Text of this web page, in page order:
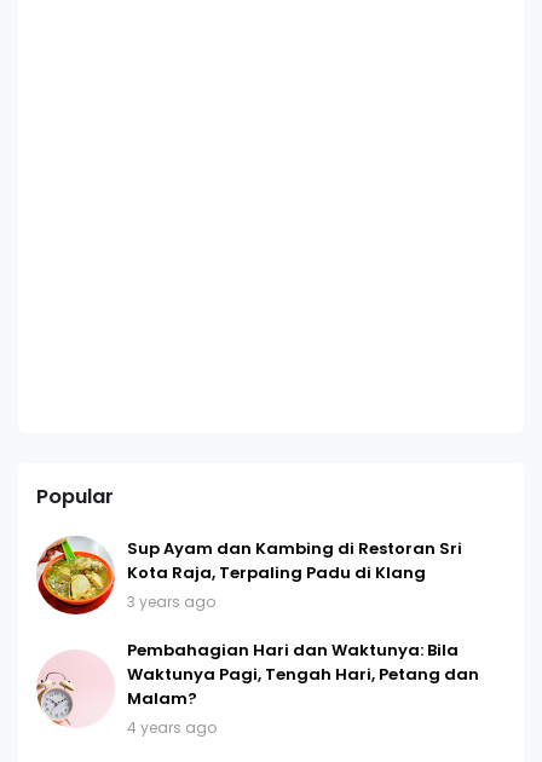
Popular
Sup Ayam dan Kambing di Restoran Sri
Kota Raja, Terpaling Padu di Klang
3 years ago
Pembahagian Hari dan Waktunya: Bila
Waktunya Pagi, Tengah Hari, Petang dan
Malam?
4 years ago